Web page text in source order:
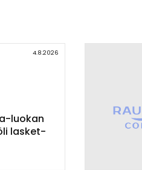
4.8.2026
luo­kan
las­ket­